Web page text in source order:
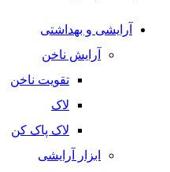
آرایشی و بهداشتی
آرایش ناخن
تقویت ناخن
لاک
لاک پاک کن
ابزار آرایشی